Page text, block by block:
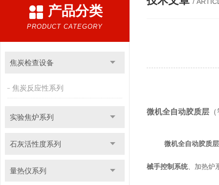
产品分类
PRODUCT CATEGORY
焦炭检查设备
焦炭反应性系列
实验焦炉系列
石灰活性度系列
量热仪系列
微机全自动胶质层
微机全自动胶质
械手控制系统、加热炉